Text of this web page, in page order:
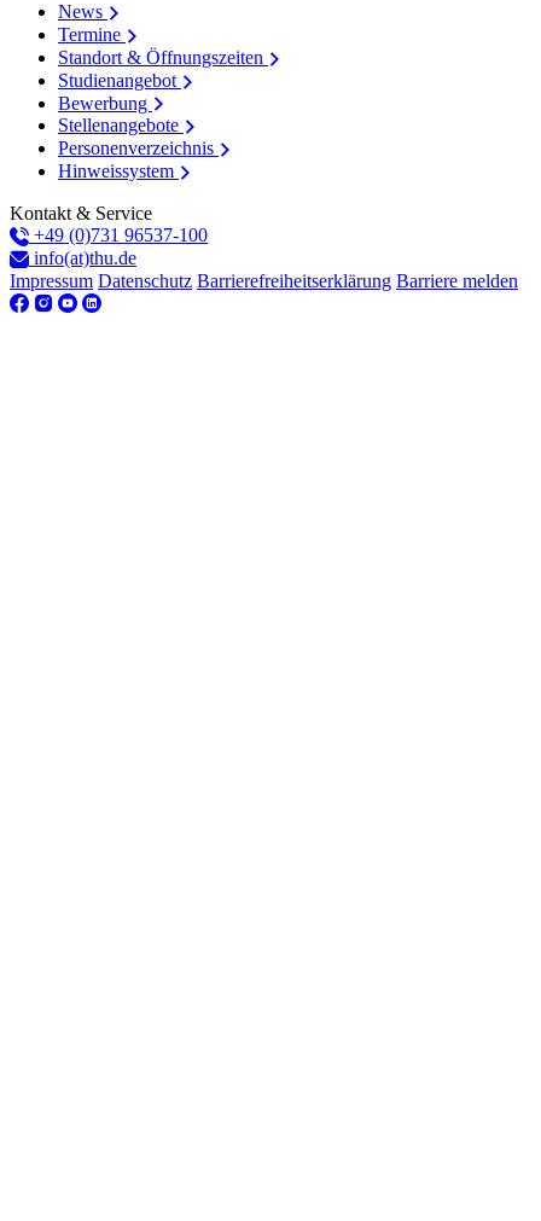
News
Termine
Standort & Öffnungszeiten
Studienangebot
Bewerbung
Stellenangebote
Personenverzeichnis
Hinweissystem
Kontakt & Service
+49 (0)731 96537-100
info(at)thu.de
Impressum Datenschutz Barrierefreiheitserklärung Barriere melden